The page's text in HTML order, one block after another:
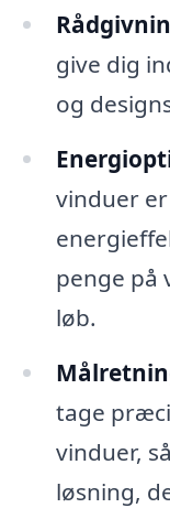
give dig
og
vinduer
penge på
løb.
tage
vinduer,
løsning,